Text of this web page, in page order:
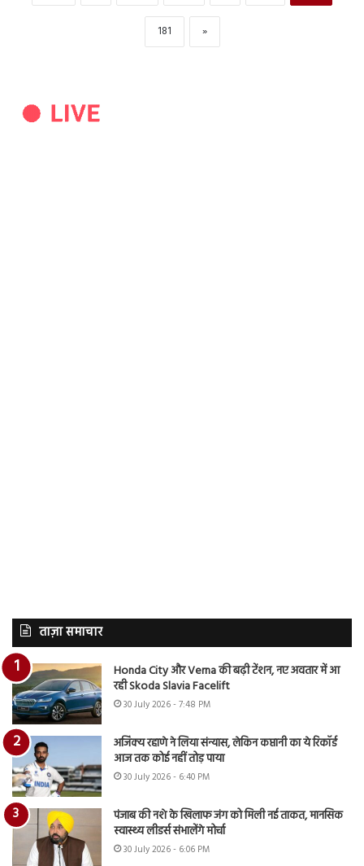
181 »
ताज़ा समाचार
Honda City और Verna की बढ़ी टेंशन, नए अवतार में आ
रही Skoda Slavia Facelift
30 July 2026 - 7:48 PM
अजिंक्य रहाणे ने लिया संन्यास, लेकिन कप्तानी का ये रिकॉर्ड
आज तक कोई नहीं तोड़ पाया
30 July 2026 - 6:40 PM
पंजाब की नशे के खिलाफ जंग को मिली नई ताकत, मानसिक
स्वास्थ्य लीडर्स संभालेंगे मोर्चा
30 July 2026 - 6:06 PM